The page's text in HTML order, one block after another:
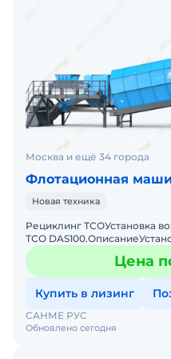
Декларация ЕАС,
месяцев с момента
эксплуатацию.
Склад запчастей в
Пишите в личку, если
Москва и ещё 34 города
Флотационная
Новая техника
Рециклинг ТСОУстановка
ТСО
потока воздуха
Цена
Купить в лизинг
Обновлено сегодня
САНМЕ РУС